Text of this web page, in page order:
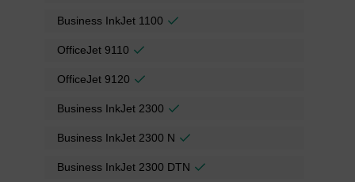
Business InkJet 1100
OfficeJet 9110
OfficeJet 9120
Business InkJet 2300
Business InkJet 2300 N
Business InkJet 2300 DTN